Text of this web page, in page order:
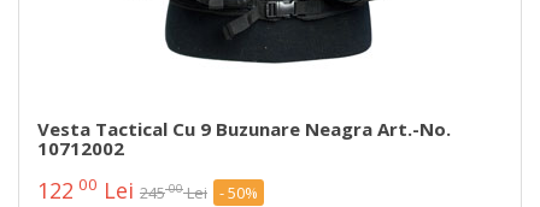
Vesta Tactical Cu 9 Buzunare Neagra Art.-No.
10712002
122 00 Lei 24500 Lei - 50%